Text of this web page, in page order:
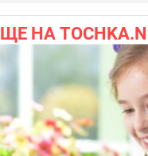
ЩЕ НА